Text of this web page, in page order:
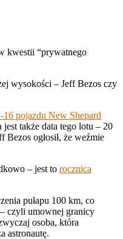
kwestii “prywatnego
wysokości – Jeff Bezos czy
16 pojazdu New Shepard
jest także data tego lotu – 20
ogłosił, że weźmie
– jest to rocznica
pułapu 100 km, co
czyli umownej granicy
osoba, która
astronautę.